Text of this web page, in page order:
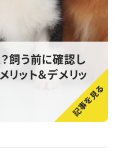
飼う前に確認し
リット＆デメリッ